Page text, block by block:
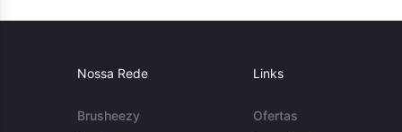
Nossa Rede
Brusheezy
Links
Ofertas